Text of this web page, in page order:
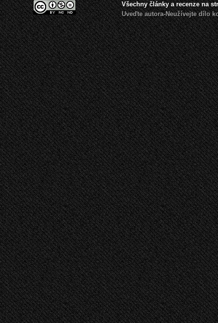
Všechny články a recenze na
Uveďte autora-Neužívejte dílo